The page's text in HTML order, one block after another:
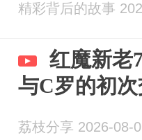
精彩背后的故事
红魔新老
与C罗的初
荔枝分享 2026-08-